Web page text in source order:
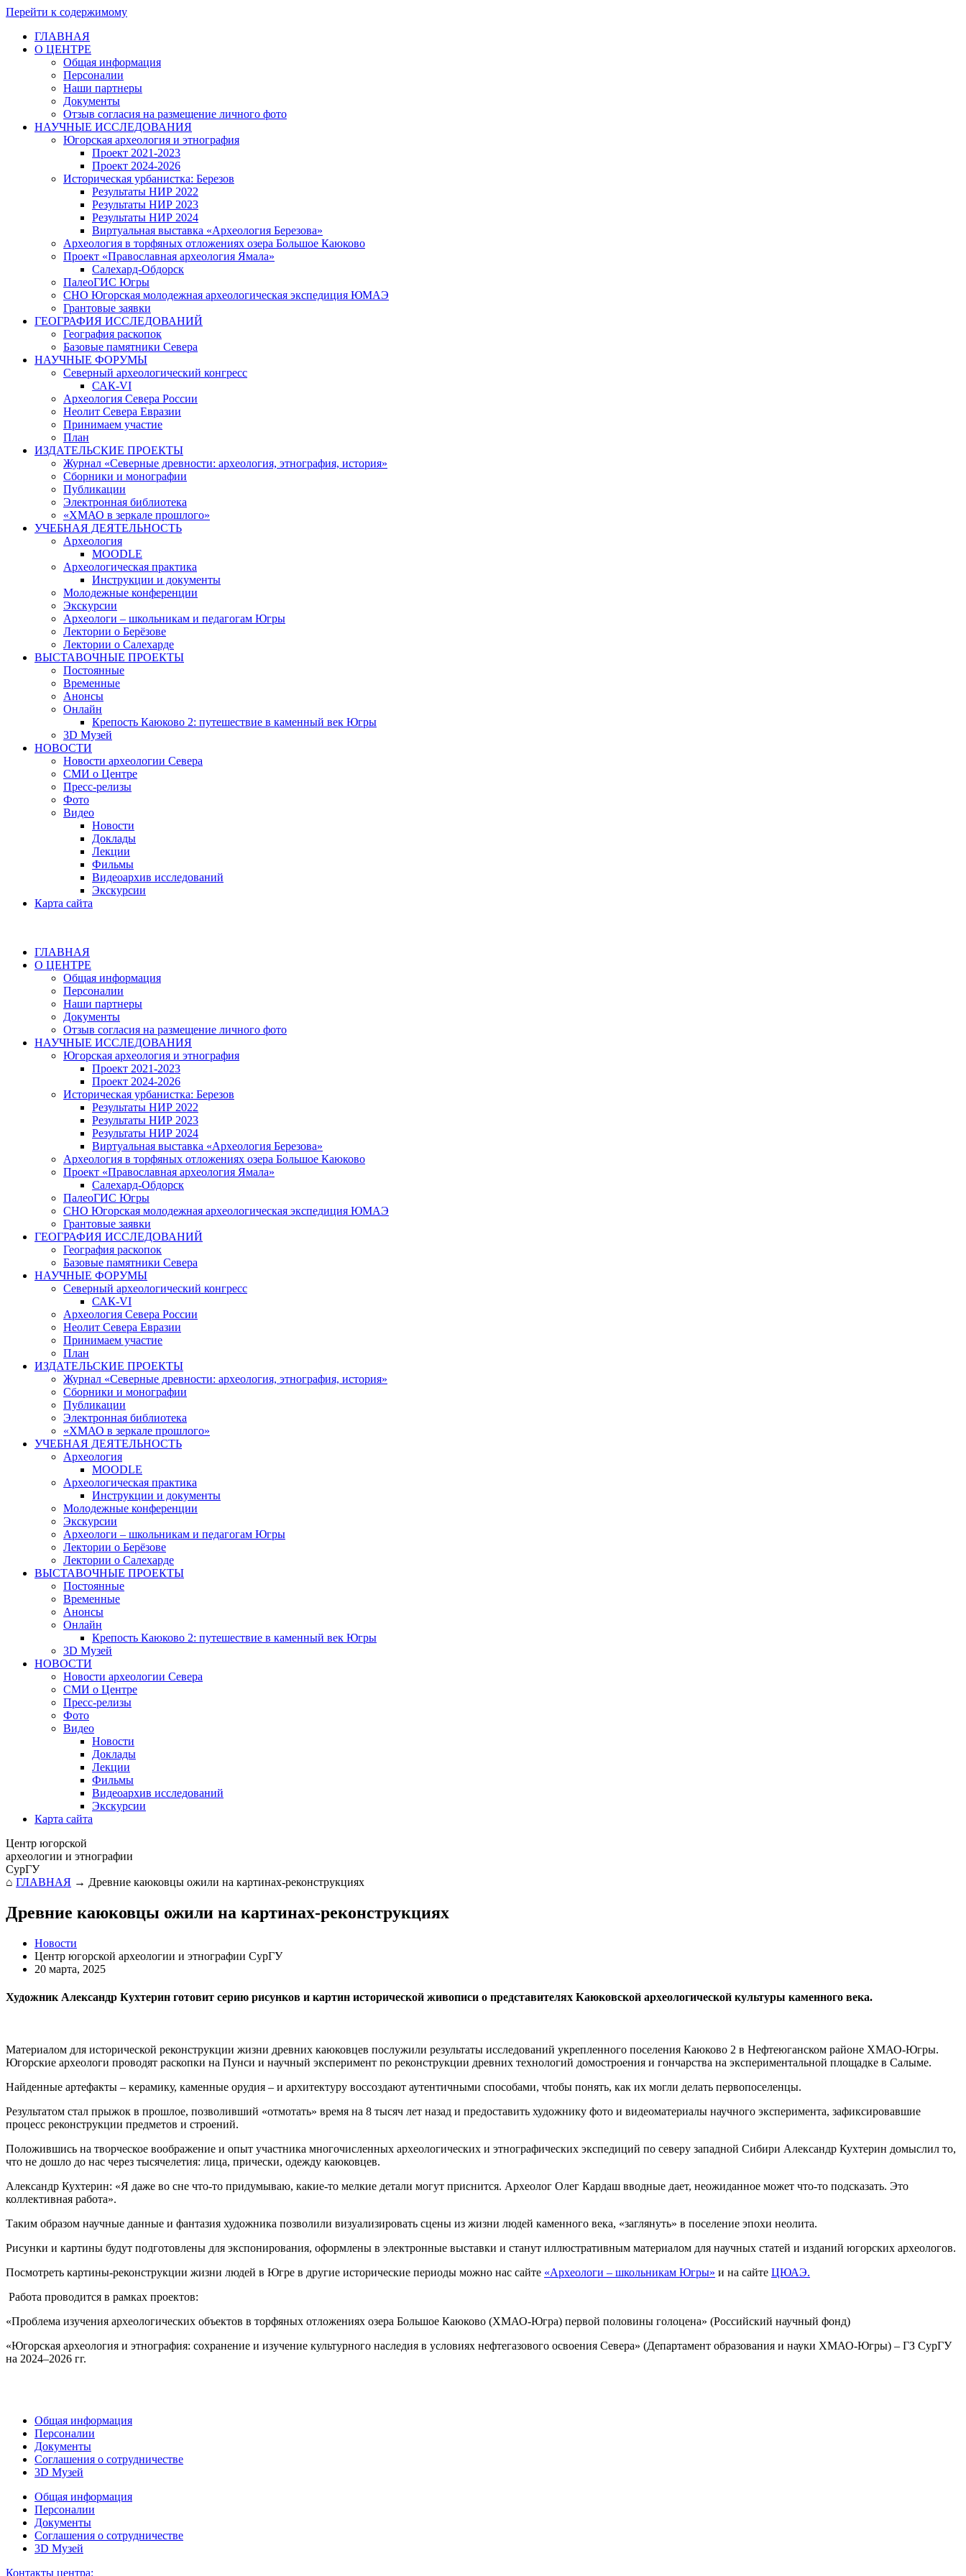
Перейти к содержимому
ГЛАВНАЯ
О ЦЕНТРЕ
Общая информация
Персоналии
Наши партнеры
Документы
Отзыв согласия на размещение личного фото
НАУЧНЫЕ ИССЛЕДОВАНИЯ
Югорская археология и этнография
Проект 2021-2023
Проект 2024-2026
Историческая урбанистка: Березов
Результаты НИР 2022
Результаты НИР 2023
Результаты НИР 2024
Виртуальная выставка «Археология Березова»
Археология в торфяных отложениях озера Большое Каюково
Проект «Православная археология Ямала»
Салехард-Обдорск
ПалеоГИС Югры
СНО Югорская молодежная археологическая экспедиция ЮМАЭ
Грантовые заявки
ГЕОГРАФИЯ ИССЛЕДОВАНИЙ
География раскопок
Базовые памятники Севера
НАУЧНЫЕ ФОРУМЫ
Северный археологический конгресс
САК-VI
Археология Севера России
Неолит Севера Евразии
Принимаем участие
План
ИЗДАТЕЛЬСКИЕ ПРОЕКТЫ
Журнал «Северные древности: археология, этнография, история»
Сборники и монографии
Публикации
Электронная библиотека
«ХМАО в зеркале прошлого»
УЧЕБНАЯ ДЕЯТЕЛЬНОСТЬ
Археология
MOODLE
Археологическая практика
Инструкции и документы
Молодежные конференции
Экскурсии
Археологи – школьникам и педагогам Югры
Лектории о Берёзове
Лектории о Салехарде
ВЫСТАВОЧНЫЕ ПРОЕКТЫ
Постоянные
Временные
Анонсы
Онлайн
Крепость Каюково 2: путешествие в каменный век Югры
3D Музей
НОВОСТИ
Новости археологии Севера
СМИ о Центре
Пресс-релизы
Фото
Видео
Новости
Доклады
Лекции
Фильмы
Видеоархив исследований
Экскурсии
Карта сайта
ГЛАВНАЯ
О ЦЕНТРЕ
Общая информация
Персоналии
Наши партнеры
Документы
Отзыв согласия на размещение личного фото
НАУЧНЫЕ ИССЛЕДОВАНИЯ
Югорская археология и этнография
Проект 2021-2023
Проект 2024-2026
Историческая урбанистка: Березов
Результаты НИР 2022
Результаты НИР 2023
Результаты НИР 2024
Виртуальная выставка «Археология Березова»
Археология в торфяных отложениях озера Большое Каюково
Проект «Православная археология Ямала»
Салехард-Обдорск
ПалеоГИС Югры
СНО Югорская молодежная археологическая экспедиция ЮМАЭ
Грантовые заявки
ГЕОГРАФИЯ ИССЛЕДОВАНИЙ
География раскопок
Базовые памятники Севера
НАУЧНЫЕ ФОРУМЫ
Северный археологический конгресс
САК-VI
Археология Севера России
Неолит Севера Евразии
Принимаем участие
План
ИЗДАТЕЛЬСКИЕ ПРОЕКТЫ
Журнал «Северные древности: археология, этнография, история»
Сборники и монографии
Публикации
Электронная библиотека
«ХМАО в зеркале прошлого»
УЧЕБНАЯ ДЕЯТЕЛЬНОСТЬ
Археология
MOODLE
Археологическая практика
Инструкции и документы
Молодежные конференции
Экскурсии
Археологи – школьникам и педагогам Югры
Лектории о Берёзове
Лектории о Салехарде
ВЫСТАВОЧНЫЕ ПРОЕКТЫ
Постоянные
Временные
Анонсы
Онлайн
Крепость Каюково 2: путешествие в каменный век Югры
3D Музей
НОВОСТИ
Новости археологии Севера
СМИ о Центре
Пресс-релизы
Фото
Видео
Новости
Доклады
Лекции
Фильмы
Видеоархив исследований
Экскурсии
Карта сайта
Центр югорской
археологии и этнографии
СурГУ
⌂ ГЛАВНАЯ → Древние каюковцы ожили на картинах-реконструкциях
Древние каюковцы ожили на картинах-реконструкциях
Новости
Центр югорской археологии и этнографии СурГУ
20 марта, 2025
Художник Александр Кухтерин готовит серию рисунков и картин исторической живописи о представителях Каюковской археологической культуры каменного века.
Материалом для исторической реконструкции жизни древних каюковцев послужили результаты исследований укрепленного поселения Каюково 2 в Нефтеюганском районе ХМАО-Югры.
Югорские археологи проводят раскопки на Пунси и научный эксперимент по реконструкции древних технологий домостроения и гончарства на экспериментальной площадке в Салыме.
Найденные артефакты – керамику, каменные орудия – и архитектуру воссоздают аутентичными способами, чтобы понять, как их могли делать первопоселенцы.
Результатом стал прыжок в прошлое, позволивший «отмотать» время на 8 тысяч лет назад и предоставить художнику фото и видеоматериалы научного эксперимента, зафиксировавшие
процесс реконструкции предметов и строений.
Положившись на творческое воображение и опыт участника многочисленных археологических и этнографических экспедиций по северу западной Сибири Александр Кухтерин домыслил то,
что не дошло до нас через тысячелетия: лица, прически, одежду каюковцев.
Александр Кухтерин: «Я даже во сне что-то придумываю, какие-то мелкие детали могут приснится. Археолог Олег Кардаш вводные дает, неожиданное может что-то подсказать. Это
коллективная работа».
Таким образом научные данные и фантазия художника позволили визуализировать сцены из жизни людей каменного века, «заглянуть» в поселение эпохи неолита.
Рисунки и картины будут подготовлены для экспонирования, оформлены в электронные выставки и станут иллюстративным материалом для научных статей и изданий югорских археологов.
Посмотреть картины-реконструкции жизни людей в Югре в другие исторические периоды можно нас сайте «Археологи – школьникам Югры» и на сайте ЦЮАЭ.
Работа проводится в рамках проектов:
«Проблема изучения археологических объектов в торфяных отложениях озера Большое Каюково (ХМАО-Югра) первой половины голоцена» (Российский научный фонд)
«Югорская археология и этнография: сохранение и изучение культурного наследия в условиях нефтегазового освоения Севера» (Департамент образования и науки ХМАО-Югры) – ГЗ СурГУ
на 2024–2026 гг.
Общая информация
Персоналии
Документы
Соглашения о сотрудничестве
3D Музей
Общая информация
Персоналии
Документы
Соглашения о сотрудничестве
3D Музей
Контакты центра: